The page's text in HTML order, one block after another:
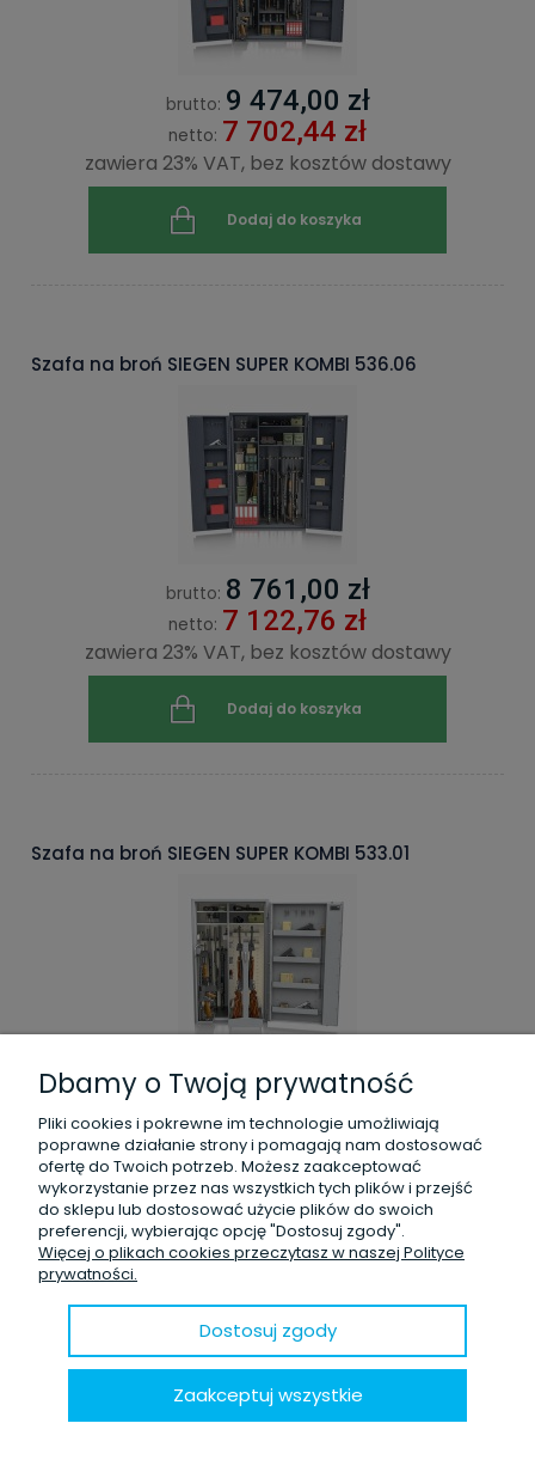
brutto: 9 474,00 zł
netto: 7 702,44 zł
zawiera 23% VAT, bez kosztów dostawy
Dodaj do koszyka
Szafa na broń SIEGEN SUPER KOMBI 536.06
brutto: 8 761,00 zł
netto: 7 122,76 zł
zawiera 23% VAT, bez kosztów dostawy
Dodaj do koszyka
Szafa na broń SIEGEN SUPER KOMBI 533.01
brutto:7 635,00 zł
6 207,32 zł
zawiera 23% VAT, bez kosztów dostawy
Dodaj do koszyka
Szafa na broń SIEGEN SUPER KOMBI 533.02
Dbamy o Twoją prywatność
Pliki cookies i pokrewne im technologie umożliwiają
poprawne działanie strony i pomagają nam dostosować
ofertę do Twoich potrzeb. Możesz zaakceptować
wykorzystanie przez nas wszystkich tych plików i przejść
do sklepu lub dostosować użycie plików do swoich
preferencji, wybierając opcję "Dostosuj zgody".
Więcej o plikach cookies przeczytasz w naszej Polityce
prywatności.
Dostosuj zgody
Zaakceptuj wszystkie